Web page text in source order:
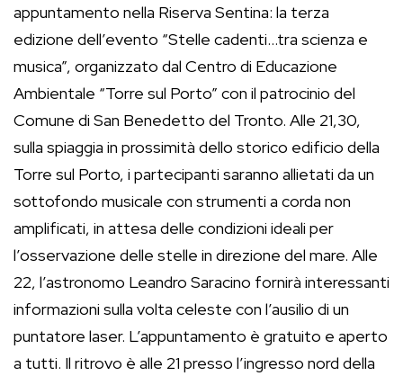
appuntamento nella Riserva Sentina: la terza
edizione dell’evento “Stelle cadenti…tra scienza e
musica”, organizzato dal Centro di Educazione
Ambientale “Torre sul Porto” con il patrocinio del
Comune di San Benedetto del Tronto. Alle 21,30,
sulla spiaggia in prossimità dello storico edificio della
Torre sul Porto, i partecipanti saranno allietati da un
sottofondo musicale con strumenti a corda non
amplificati, in attesa delle condizioni ideali per
l’osservazione delle stelle in direzione del mare. Alle
22, l’astronomo Leandro Saracino fornirà interessanti
informazioni sulla volta celeste con l’ausilio di un
puntatore laser. L’appuntamento è gratuito e aperto
a tutti. Il ritrovo è alle 21 presso l’ingresso nord della